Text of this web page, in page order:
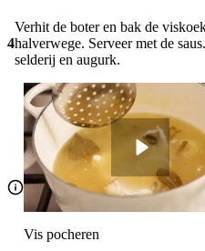
4
Verhit de boter en bak de
halverwege. Serveer met de
selderij en augurk.
Vis pocheren